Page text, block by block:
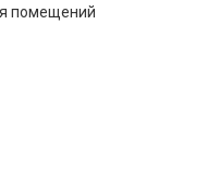
помещений